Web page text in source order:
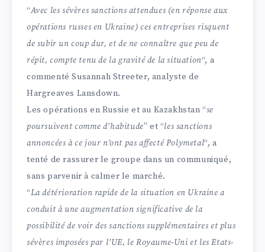
“Avec les sévères sanctions attendues (en réponse aux
opérations russes en Ukraine) ces entreprises risquent
de subir un coup dur, et de ne connaître que peu de
répit, compte tenu de la gravité de la situation“, a
commenté Susannah Streeter, analyste de
Hargreaves Lansdown.
Les opérations en Russie et au Kazakhstan “se
poursuivent comme d’habitude” et “les sanctions
annoncées à ce jour n’ont pas affecté Polymetal“, a
tenté de rassurer le groupe dans un communiqué,
sans parvenir à calmer le marché.
“La détérioration rapide de la situation en Ukraine a
conduit à une augmentation significative de la
possibilité de voir des sanctions supplémentaires et plus
sévères imposées par l’UE, le Royaume-Uni et les Etats-